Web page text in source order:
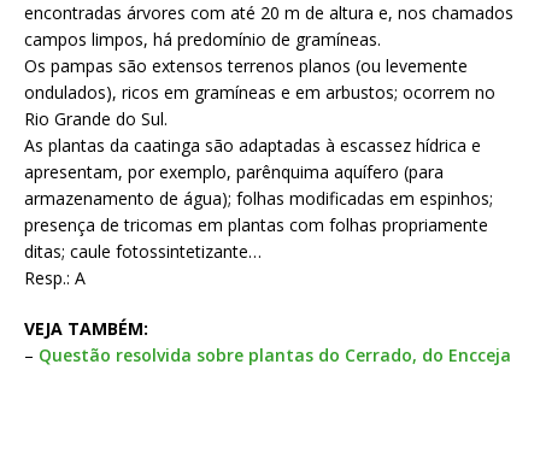
encontradas árvores com até 20 m de altura e, nos chamados
campos limpos, há predomínio de gramíneas.
Os pampas são extensos terrenos planos (ou levemente
ondulados), ricos em gramíneas e em arbustos; ocorrem no
Rio Grande do Sul.
As plantas da caatinga são adaptadas à escassez hídrica e
apresentam, por exemplo, parênquima aquífero (para
armazenamento de água); folhas modificadas em espinhos;
presença de tricomas em plantas com folhas propriamente
ditas; caule fotossintetizante…
Resp.: A
VEJA TAMBÉM:
– Questão resolvida sobre plantas do Cerrado, do Encceja